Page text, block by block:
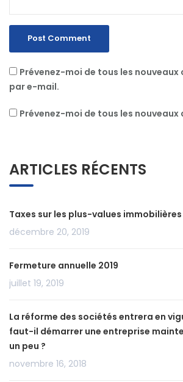
Prévenez-moi de tous les
par e-mail.
Prévenez-moi de tous les
ARTICLES RÉCENTS
Taxes sur les plus-values immobilières
décembre 20, 2019
Fermeture annuelle 2019
juillet 19, 2019
La réforme des sociétés entrera en
faut-il démarrer une entreprise
un peu ?
novembre 16, 2018